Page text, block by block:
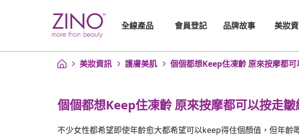
全線產品 會員登記 品牌故事 美妝
美妝資訊 護膚美肌 個個都想Keep住凍齡 原來按摩都
個個都想Keep住凍齡 原來按摩都可以按走皺
不少女性都希望即使年齡愈大都希望可以keep得住個顏值，但年